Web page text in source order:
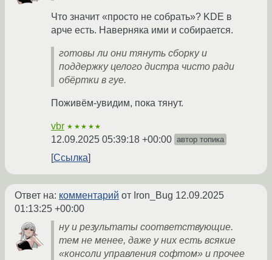
Что значит «просто не собрать»? KDE в
арче есть. Наверняка ими и собирается.
готовы ли они тянуть сборку и
поддержку целого дистра чисто ради
обёртки в гуе.
Поживём-увидим, пока тянут.
vbr ★★★★★
12.09.2025 05:39:18 +00:00 автор топика
Ссылка
Ответ на: комментарий от Iron_Bug 12.09.2025
01:13:25 +00:00
ну и результаты соответствующие.
тем не менее, даже у них есть всякие
«консоли управления софтом» и прочее